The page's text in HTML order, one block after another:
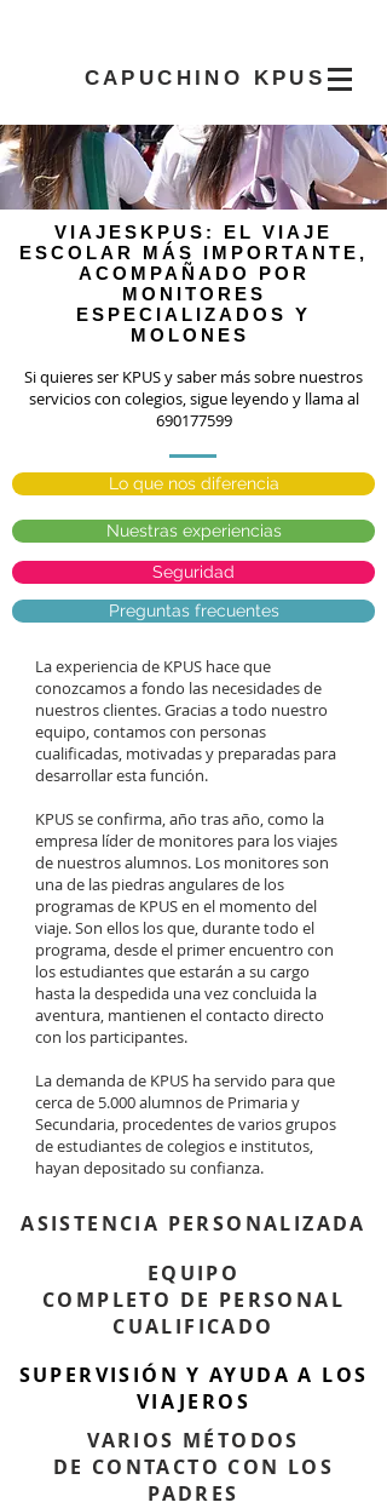
CAPUCHINO KPUS
VIAJESKPUS: EL VIAJE
ESCOLAR MÁS IMPORTANTE,
ACOMPAÑADO POR
MONITORES
ESPECIALIZADOS Y
MOLONES
Si quieres ser KPUS y saber más sobre nuestros
servicios con colegios, sigue leyendo y llama al
690177599
Lo que nos diferencia
Nuestras experiencias
Seguridad
Preguntas frecuentes
La experiencia de KPUS hace que
conozcamos a fondo las necesidades de
nuestros clientes. Gracias a todo nuestro
equipo, contamos con personas
cualificadas, motivadas y preparadas para
desarrollar esta función.
KPUS se confirma, año tras año, como la
empresa líder de monitores para los viajes
de nuestros alumnos. Los monitores son
una de las piedras angulares de los
programas de KPUS en el momento del
viaje. Son ellos los que, durante todo el
programa, desde el primer encuentro con
los estudiantes que estarán a su cargo
hasta la despedida una vez concluida la
aventura, mantienen el contacto directo
con los participantes.
La demanda de KPUS ha servido para que
cerca de 5.000 alumnos de Primaria y
Secundaria, procedentes de varios grupos
de estudiantes de colegios e institutos,
hayan depositado su confianza.
ASISTENCIA PERSONALIZADA
EQUIPO
COMPLETO DE PERSONAL
CUALIFICADO
SUPERVISIÓN Y AYUDA A LOS
VIAJEROS
VARIOS MÉTODOS
DE CONTACTO CON LOS
PADRES